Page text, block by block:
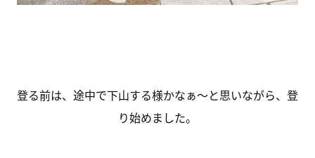
登る前は、途中で下山する様かなぁ～と思いながら、登
り始めました。